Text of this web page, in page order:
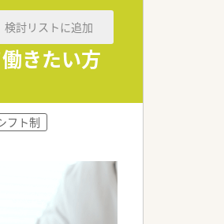
きたい方
検討リストに追加
フト制